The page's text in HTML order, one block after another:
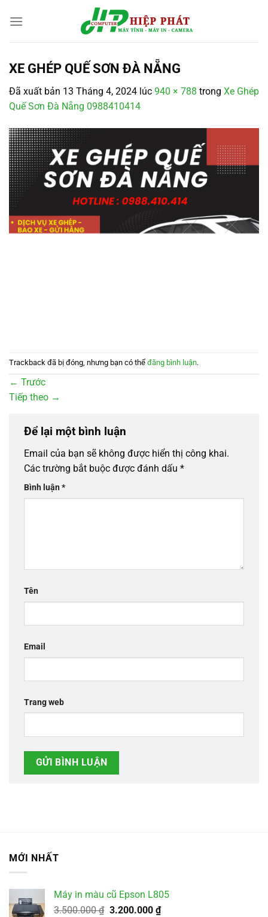
đến
XE GHÉP QUẾ SƠN ĐÀ NẴNG
Đã xuất bản 13 Tháng 4, 2024 lúc 940 × 788 trong Xe Ghép
Quế Sơn Đà Nẵng 0988410414
Trackback đã bị đóng, nhưng bạn có thể đăng bình luận.
← Trước
Tiếp theo →
Để lại một bình luận
Email của bạn sẽ không được hiển thị công khai.
Các trường bắt buộc được đánh dấu *
Bình luận*
Tên
Email
Trang web
MỚI NHẤT
Máy in màu cũ Epson L805
3.500.000₫ Giá
3.200.000 ₫Giá